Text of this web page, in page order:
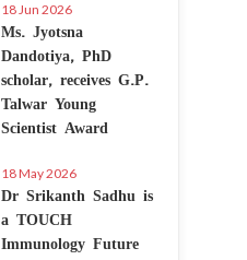
18 Jun 2026
Ms. Jyotsna
Dandotiya, PhD
scholar, receives G.P.
Talwar Young
Scientist Award
18 May 2026
Dr Srikanth Sadhu is
a TOUCH
Immunology Future